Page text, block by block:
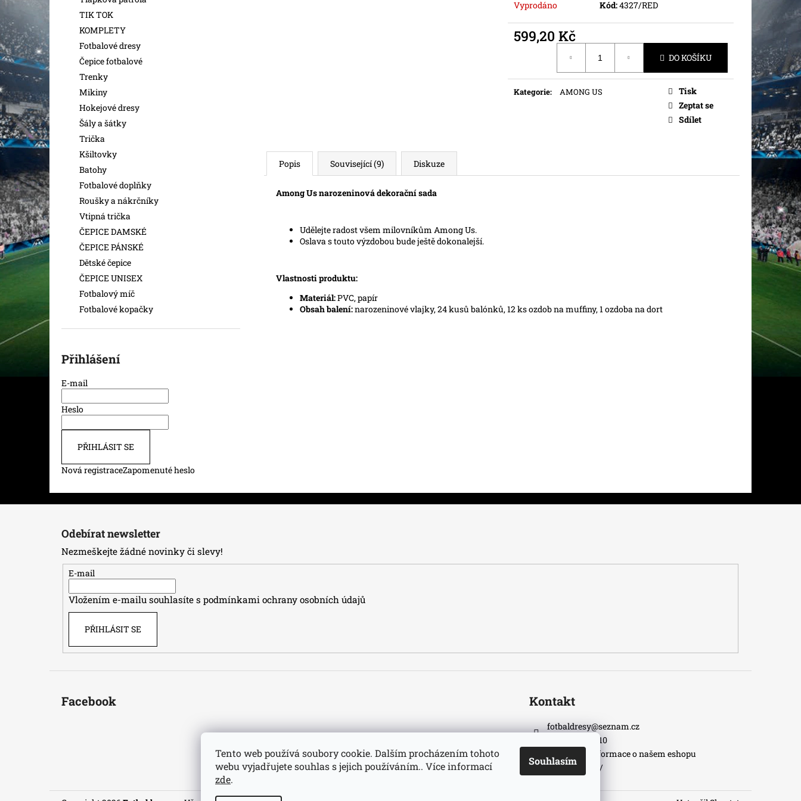
Tento web používá soubory cookie. Dalším procházením tohoto
webu vyjadřujete souhlas s jejich používáním.. Více informací
zde.
Souhlasím
TIK TOK
KOMPLETY
Fotbalové dresy
Čepice fotbalové
Trenky
Mikiny
Hokejové dresy
Šály a šátky
Trička
Kšiltovky
Batohy
Fotbalové doplňky
Roušky a nákrčníky
Vtipná trička
ČEPICE DAMSKÉ
ČEPICE PÁNSKÉ
Dětské čepice
ČEPICE UNISEX
Fotbalový míč
Fotbalové kopačky
Přihlášení
E-mail
Heslo
PŘIHLÁSIT SE
Nová registraceZapomenuté heslo
Vyprodáno Kód:4327/RED
599,20 Kč
DO KOŠÍKU
Kategorie: AMONG US
Tisk
Zeptat se
Sdílet
Popis Související (9) Diskuze
Among Us narozeninová dekorační sada
Udělejte radost všem milovníkům Among Us.
Oslava s touto výzdobou bude ještě dokonalejší.
Vlastnosti produktu:
Materiál:PVC, papír
Obsah balení:narozeninové vlajky, 24 kusů balónků, 12 ks ozdob na muffiny, 1 ozdoba na dort
Odebírat newsletter
Nezmeškejte žádné novinky či slevy!
E-mail
Vložením e-mailu souhlasíte s podmínkami ochrany osobních údajů
PŘIHLÁSIT SE
Facebook Kontakt
fotbaldresy@seznam.cz
+420733609510
Nejnovější informace o našem eshopu
fotbaldresycz/